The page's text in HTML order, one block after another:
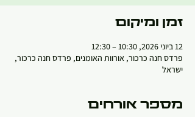
זמן ומיקום
12 ביוני 2026, 10:30 – 12:30
פרדס חנה כרכור, אורוות האומנים, פרדס חנה כרכור,
ישראל
מספר אורחים